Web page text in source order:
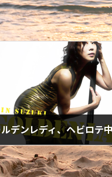
デンレディ、ヘビロテ
18